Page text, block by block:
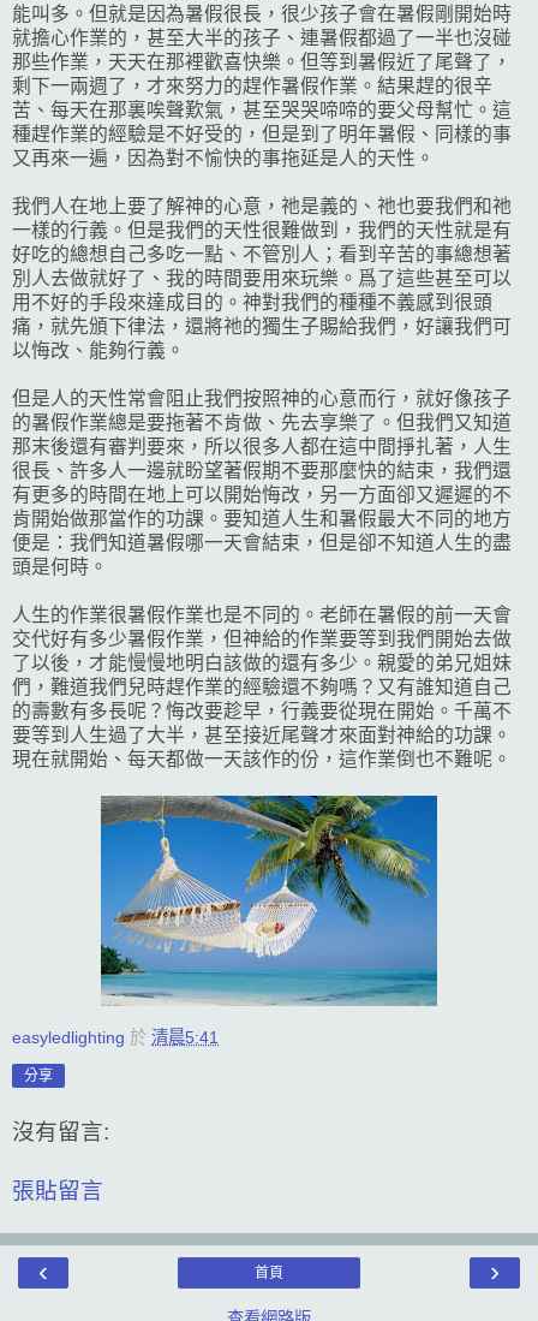
能叫多。但就是因為暑假很長，很少孩子會在暑假剛開始時
就擔心作業的，甚至大半的孩子、連暑假都過了一半也沒碰
那些作業，天天在那裡歡喜快樂。但等到暑假近了尾聲了，
剩下一兩週了，才來努力的趕作暑假作業。結果趕的很辛
苦、每天在那裏唉聲歎氣，甚至哭哭啼啼的要父母幫忙。這
種趕作業的經驗是不好受的，但是到了明年暑假、同樣的事
又再來一遍，因為對不愉快的事拖延是人的天性。
我們人在地上要了解神的心意，祂是義的、祂也要我們和祂
一樣的行義。但是我們的天性很難做到，我們的天性就是有
好吃的總想自己多吃一點、不管別人；看到辛苦的事總想著
別人去做就好了、我的時間要用來玩樂。爲了這些甚至可以
用不好的手段來達成目的。神對我們的種種不義感到很頭
痛，就先頒下律法，還將祂的獨生子賜給我們，好讓我們可
以悔改、能夠行義。
但是人的天性常會阻止我們按照神的心意而行，就好像孩子
的暑假作業總是要拖著不肯做、先去享樂了。但我們又知道
那末後還有審判要來，所以很多人都在這中間掙扎著，人生
很長、許多人一邊就盼望著假期不要那麼快的結束，我們還
有更多的時間在地上可以開始悔改，另一方面卻又遲遲的不
肯開始做那當作的功課。要知道人生和暑假最大不同的地方
便是：我們知道暑假哪一天會結束，但是卻不知道人生的盡
頭是何時。
人生的作業很暑假作業也是不同的。老師在暑假的前一天會
交代好有多少暑假作業，但神給的作業要等到我們開始去做
了以後，才能慢慢地明白該做的還有多少。親愛的弟兄姐妹
們，難道我們兒時趕作業的經驗還不夠嗎？又有誰知道自己
的壽數有多長呢？悔改要趁早，行義要從現在開始。千萬不
要等到人生過了大半，甚至接近尾聲才來面對神給的功課。
現在就開始、每天都做一天該作的份，這作業倒也不難呢。
easyledlighting 於 清晨5:41
分享
沒有留言:
張貼留言
‹ ›
首頁